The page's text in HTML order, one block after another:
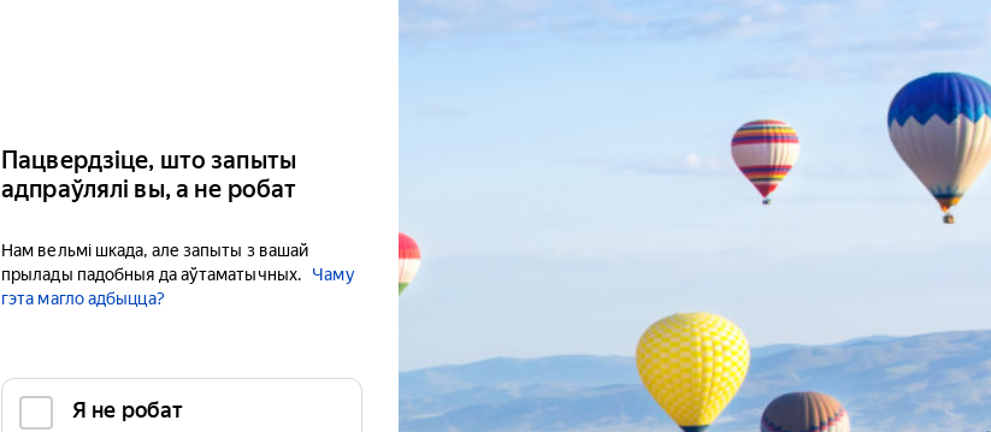
Пацвердзіце, што запыты
адпраўлялі вы, а не робат
Нам вельмі шкада, але запыты з вашай
прылады падобныя да аўтаматычных.
Чаму
гэта магло адбыцца?
Я не робат